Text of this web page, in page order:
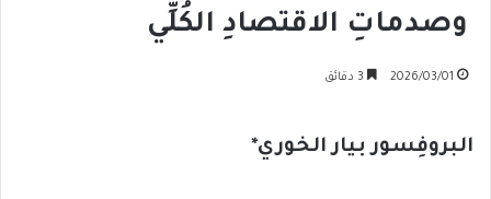
وصدماتِ الاقتصادِ الكُلِّي
2026/03/01
البروفِسور بيار الخوري*